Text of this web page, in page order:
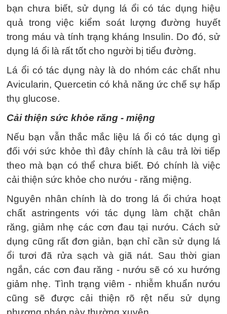
bạn chưa biết, sử dụng lá ổi có tác dụng hiệu
quả trong việc kiểm soát lượng đường huyết
trong máu và tính trạng kháng Insulin. Do đó, sử
dụng lá ổi là rất tốt cho người bị tiểu đường.
Lá ổi có tác dụng này là do nhóm các chất nhu
Avicularin, Quercetin có khả năng ức chế sự hấp
thụ glucose.
Cải thiện sức khỏe răng - miệng
Nếu bạn vẫn thắc mắc liệu lá ổi có tác dụng gì
đối với sức khỏe thì đây chính là câu trả lời tiếp
theo mà bạn có thể chưa biết. Đó chính là việc
cải thiện sức khỏe cho nướu - răng miệng.
Nguyên nhân chính là do trong lá ổi chứa hoạt
chất astringents với tác dụng làm chặt chân
răng, giảm nhẹ các cơn đau tại nướu. Cách sử
dụng cũng rất đơn giản, bạn chỉ cần sử dụng lá
ổi tươi đã rửa sạch và giã nát. Sau thời gian
ngắn, các cơn đau răng - nướu sẽ có xu hướng
giảm nhẹ. Tình trạng viêm - nhiễm khuẩn nướu
cũng sẽ được cải thiện rõ rệt nếu sử dụng